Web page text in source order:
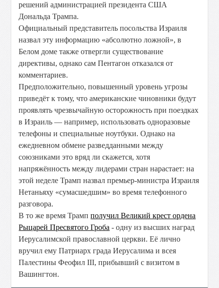
решений администрацией президента США
Дональда Трампа.
Официальный представитель посольства Израиля
назвал эту информацию «абсолютно ложной», в
Белом доме также отвергли существование
директивы, однако сам Пентагон отказался от
комментариев.
Предположительно, повышенный уровень угрозы
приведёт к тому, что американские чиновники будут
проявлять чрезвычайную осторожность при поездках
в Израиль — например, использовать одноразовые
телефоны и специальные ноутбуки. Однако на
ежедневном обмене разведданными между
союзниками это вряд ли скажется, хотя
напряжённость между лидерами стран нарастает: на
этой неделе Трамп назвал премьер-министра Израиля
Нетаньяху «сумасшедшим» во время телефонного
разговора.
В то же время ТрампполучилВеликий крест ордена
Рыцарей Пресвятого Гроба - одну из высших наград
Иерусалимской православной церкви. Её лично
вручил ему Патриарх града Иерусалима и всея
Палестины Феофил III, прибывший с визитом в
Вашингтон.